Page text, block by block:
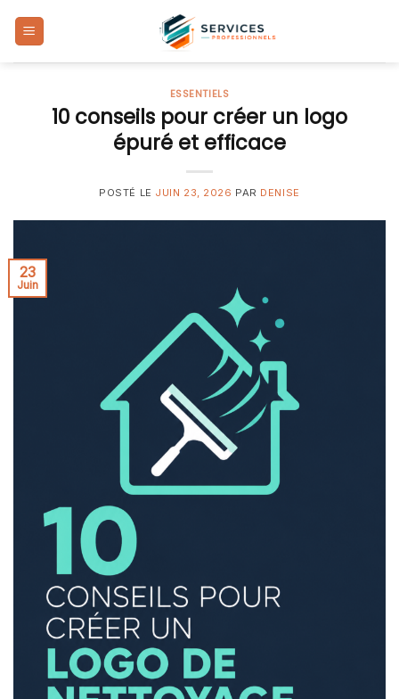
ESSENTIELS
10 conseils pour créer un logo
épuré et efficace
POSTÉ LE JUIN 23, 2026 PAR DENISE
23
Juin